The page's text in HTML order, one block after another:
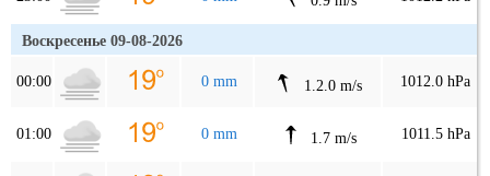
Воскресенье 09-08-2026
00:00 0 mm 1.2.0 m/s 1012.0 hPa
01:00 0 mm 1.7 m/s 1011.5 hPa